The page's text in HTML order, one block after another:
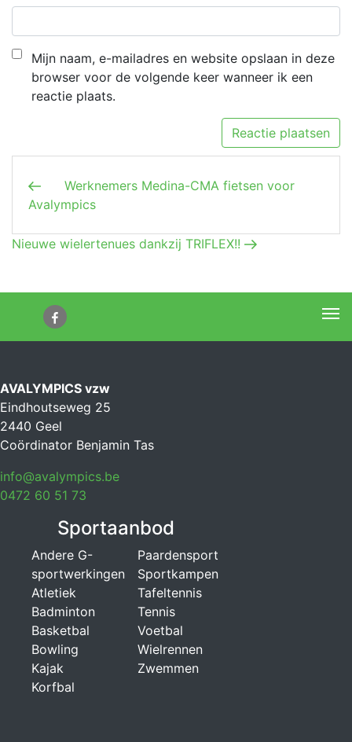
Mijn naam, e-mailadres en website opslaan in deze
browser voor de volgende keer wanneer ik een
reactie plaats.
Vorig bericht
Werknemers Medina-CMA fietsen voor
Avalympics
Volgend bericht
Nieuwe wielertenues dankzij TRIFLEX!!
AVALYMPICS vzw
Eindhoutseweg 25
2440 Geel
Coördinator Benjamin Tas
info@avalympics.be
0472 60 51 73
Sportaanbod
Andere G-
sportwerkingen
Atletiek
Badminton
Basketbal
Bowling
Kajak
Korfbal
Paardensport
Sportkampen
Tafeltennis
Tennis
Voetbal
Wielrennen
Zwemmen